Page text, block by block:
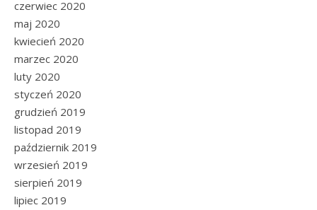
czerwiec 2020
maj 2020
kwiecień 2020
marzec 2020
luty 2020
styczeń 2020
grudzień 2019
listopad 2019
październik 2019
wrzesień 2019
sierpień 2019
lipiec 2019